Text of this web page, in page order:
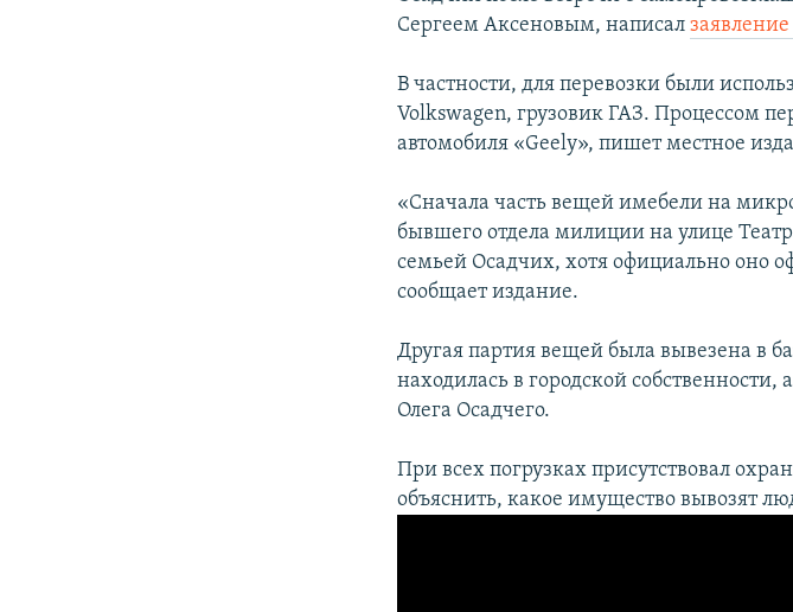
Сергеем Аксеновым, написал
В частности, для перевозки были
Volkswagen, грузовик ГАЗ. Процессом
автомобиля «Geely», пишет местное
«Сначала часть вещей имебели на
бывшего отдела милиции на улице
семьей Осадчих, хотя официально оно
сообщает издание.
Другая партия вещей была вывезена в
находилась в городской собственности,
Олега Осадчего.
При всех погрузках присутствовал
объяснить, какое имущество вывозят